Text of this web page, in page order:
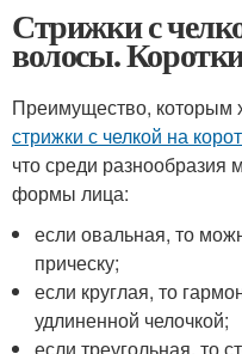
Стрижки с
волосы.
Преимущество, которым
стрижки с челкой на
что среди
формы лица:
если овальная, то
прическу;
если круглая, то
удлиненной челочкой;